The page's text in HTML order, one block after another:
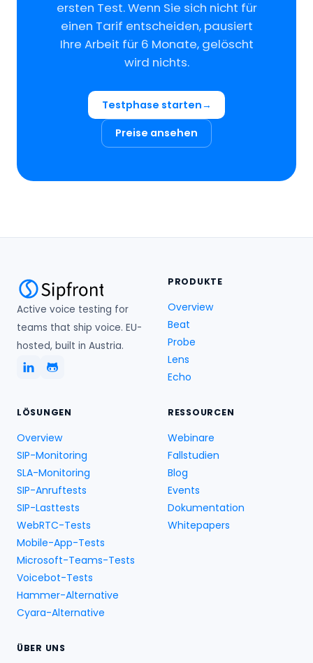
ersten Test. Wenn Sie sich nicht für
einen Tarif entscheiden, pausiert
Ihre Arbeit für 6 Monate, gelöscht
wird nichts.
Testphase starten
Preise ansehen
Active voice testing for
teams that ship voice. EU-
hosted, built in Austria.
PRODUKTE
Overview
Beat
Probe
Lens
Echo
LÖSUNGEN
Overview
SIP-Monitoring
SLA-Monitoring
SIP-Anruftests
SIP-Lasttests
WebRTC-Tests
Mobile-App-Tests
Microsoft-Teams-Tests
Voicebot-Tests
Hammer-Alternative
Cyara-Alternative
RESSOURCEN
Webinare
Fallstudien
Blog
Events
Dokumentation
Whitepapers
ÜBER UNS